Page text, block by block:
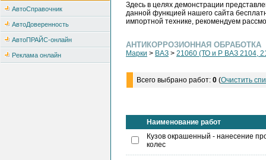
АвтоСправочник
АвтоДоверенность
АвтоПРАЙС-онлайн
Реклама онлайн
Здесь в целях демонстрации
данной функцией нашего сайта
импортной технике, рекомендуем
АНТИКОРРОЗИОННАЯ ОБРАБОТКА
Марки > ВАЗ > 21060 (ТО и Р ВАЗ 2104,
Всего выбрано работ: 0 (Очистить
Наименование работ
Кузов окрашенный - нанесение
колес